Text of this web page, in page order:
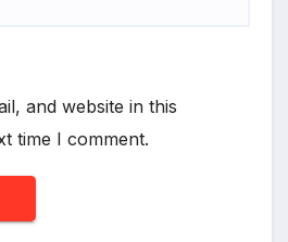
and website in this
time I comment.